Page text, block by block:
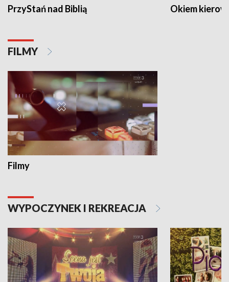
PrzyStań nad Biblią Okiem
FILMY
Filmy
WYPOCZYNEK I REKREACJA